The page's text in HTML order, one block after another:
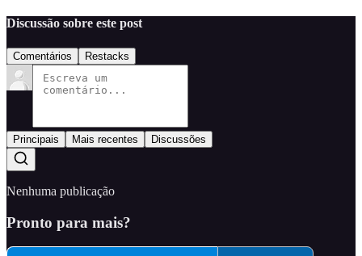
Discussão sobre este post
Comentários Restacks
Principais Mais recentes Discussões
Nenhuma publicação
Pronto para mais?